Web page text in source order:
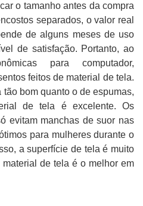
o tamanho antes da compra
separados, o valor real
de alguns meses de uso
de satisfação. Portanto, ao
para computador,
feitos de material de tela.
bom quanto o de espumas,
de tela é excelente. Os
evitam manchas de suor nas
para mulheres durante o
a superfície de tela é muito
de tela é o melhor em